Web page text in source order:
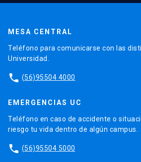
MESA CENTRAL
Teléfono para comunicarse con las
Universidad.
phone (56)95504 4000
EMERGENCIAS UC
Teléfono en caso de accidente o
riesgo tu vida dentro de algún campus.
phone (56)95504 5000